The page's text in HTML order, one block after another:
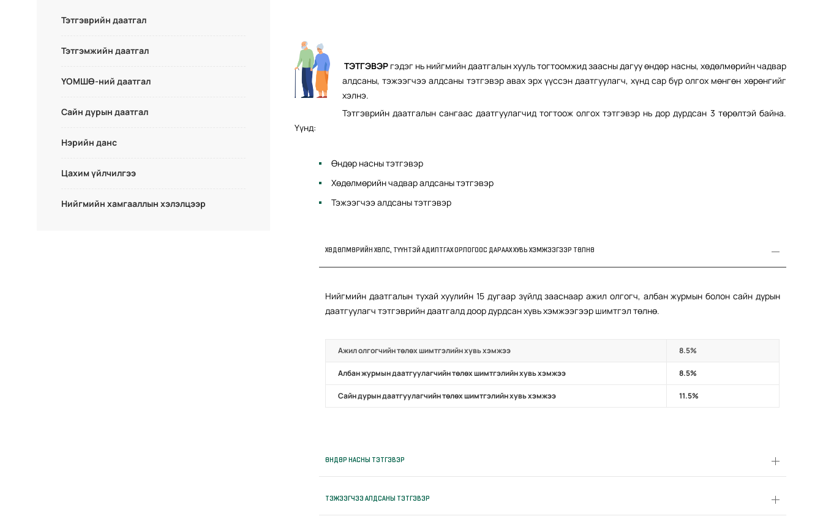
Тэтгэврийн даатгал
Тэтгэмжийн даатгал
ҮОМШӨ-ний даатгал
Сайн дурын даатгал
Нэрийн данс
Цахим үйлчилгээ
Нийгмийн хамгааллын хэлэлцээр
ТЭТГЭВЭР гэдэг нь нийгмийн даатгалын хууль тогтоомжид заасны дагуу өндөр насны, хөдөлмөрийн чадвар
алдсаны, тэжээгчээ алдсаны тэтгэвэр авах эрх үүссэн даатгуулагч, хүнд сар бүр олгох мөнгөн хөрөнгийг
хэлнэ.
Тэтгэврийн даатгалын сангаас даатгуулагчид тогтоож олгох тэтгэвэр нь дор дурдсан 3 төрөлтэй байна.
Үүнд:
Өндөр насны тэтгэвэр
Хөдөлмөрийн чадвар алдсаны тэтгэвэр
Тэжээгчээ алдсаны тэтгэвэр
ХӨДӨЛМӨРИЙН ХӨЛС, ТҮҮНТЭЙ АДИЛТГАХ ОРЛОГООС ДАРААХ ХУВЬ ХЭМЖЭЭГЭЭР ТӨЛНӨ
Нийгмийн даатгалын тухай хуулийн 15 дугаар зүйлд зааснаар ажил олгогч, албан журмын болон сайн дурын
даатгуулагч тэтгэврийн даатгалд доор дурдсан хувь хэмжээгээр шимтгэл төлнө.
Ажил олгогчийн төлөх шимтгэлийн хувь хэмжээ 8.5%
Албан журмын даатгуулагчийн төлөх шимтгэлийн хувь хэмжээ 8.5%
Сайн дурын даатгуулагчийн төлөх шимтгэлийн хувь хэмжээ 11.5%
ӨНДӨР НАСНЫ ТЭТГЭВЭР
ТЭЖЭЭГЧЭЭ АЛДСАНЫ ТЭТГЭВЭР